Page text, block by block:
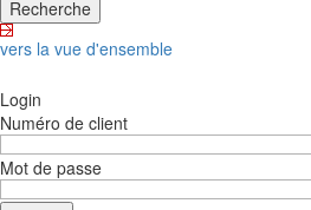
vers la vue d'ensemble
Login
Numéro de client
Mot de passe